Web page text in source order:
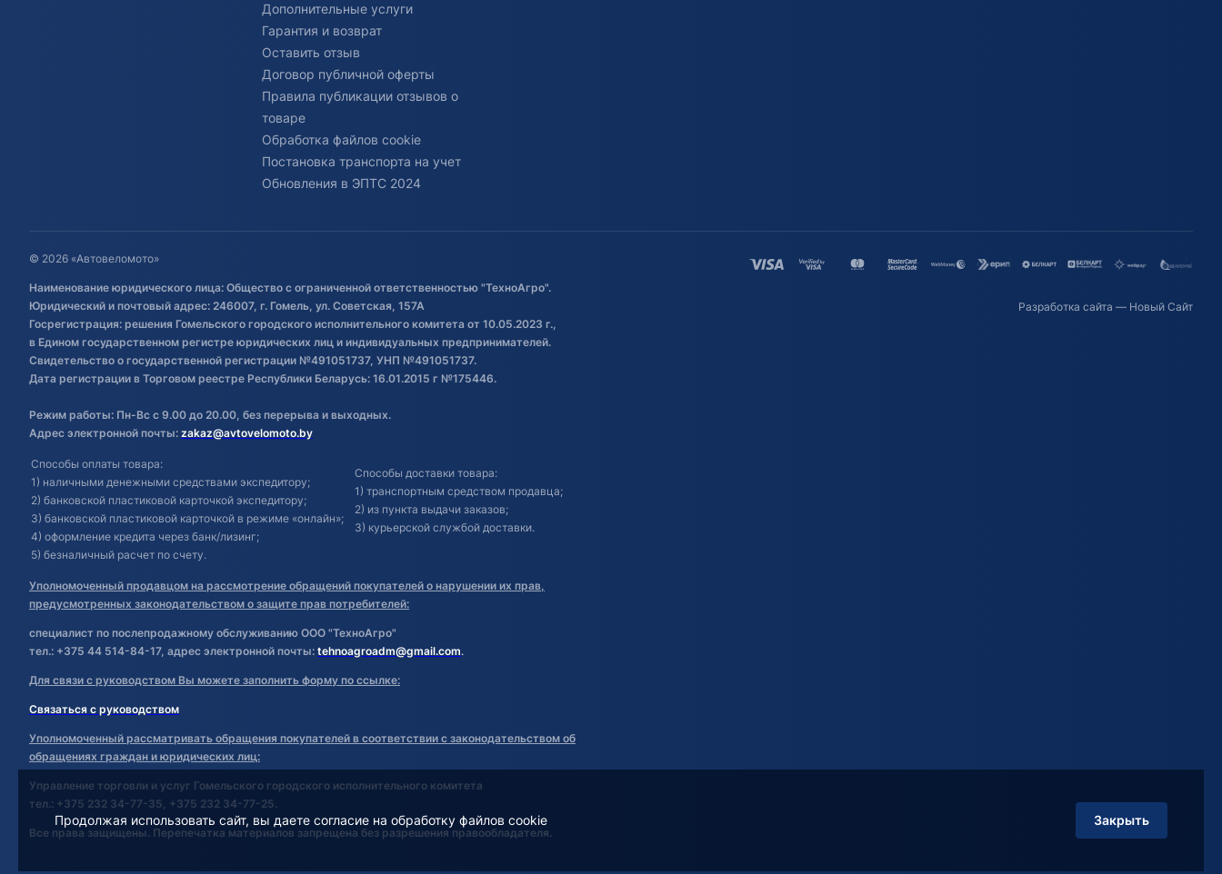
Дополнительные услуги
Гарантия и возврат
Оставить отзыв
Договор публичной оферты
Правила публикации отзывов о
товаре
Обработка файлов cookie
Постановка транспорта на учет
Обновления в ЭПТС 2024
© 2026 «Автовеломото»
Наименование юридического лица: Общество с ограниченной ответственностью "ТехноАгро".
Юридический и почтовый адрес: 246007, г. Гомель, ул. Советская, 157А
Госрегистрация: решения Гомельского городского исполнительного комитета от 10.05.2023 г.,
в Едином государственном регистре юридических лиц и индивидуальных предпринимателей.
Свидетельство о государственной регистрации №491051737, УНП №491051737.
Дата регистрации в Торговом реестре Республики Беларусь: 16.01.2015 г №175446.
Режим работы: Пн-Вс с 9.00 до 20.00, без перерыва и выходных.
Адрес электронной почты: zakaz@avtovelomoto.by
Способы оплаты товара:
1) наличными денежными средствами экспедитору;
2) банковской пластиковой карточкой экспедитору;
3) банковской пластиковой карточкой в режиме «онлайн»;
4) оформление кредита через банк/лизинг;
5) безналичный расчет по счету.
Способы доставки товара:
1) транспортным средством продавца;
2) из пункта выдачи заказов;
3) курьерской службой доставки.
Уполномоченный продавцом на рассмотрение обращений покупателей о нарушении их прав,
предусмотренных законодательством о защите прав потребителей:
специалист по послепродажному обслуживанию ООО "ТехноАгро"
тел.: +375 44 514-84-17, адрес электронной почты: tehnoagroadm@gmail.com.
Для связи с руководством Вы можете заполнить форму по ссылке:
Связаться с руководством
Уполномоченный рассматривать обращения покупателей в соответствии с законодательством об
обращениях граждан и юридических лиц:
Управление торговли и услуг Гомельского городского исполнительного комитета
тел.: +375 232 34-77-35, +375 232 34-77-25.
Все права защищены. Перепечатка материалов запрещена без разрешения правообладателя.
Разработка сайта — Новый Сайт
Продолжая использовать сайт, вы даете согласие на обработку файлов cookie Закрыть